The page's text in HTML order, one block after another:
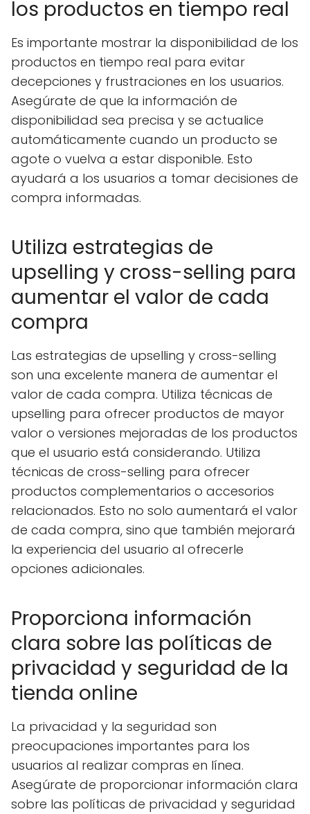
los productos en tiempo real
Es importante mostrar la disponibilidad de los
productos en tiempo real para evitar
decepciones y frustraciones en los usuarios.
Asegúrate de que la información de
disponibilidad sea precisa y se actualice
automáticamente cuando un producto se
agote o vuelva a estar disponible. Esto
ayudará a los usuarios a tomar decisiones de
compra informadas.
Utiliza estrategias de
upselling y cross-selling para
aumentar el valor de cada
compra
Las estrategias de upselling y cross-selling
son una excelente manera de aumentar el
valor de cada compra. Utiliza técnicas de
upselling para ofrecer productos de mayor
valor o versiones mejoradas de los productos
que el usuario está considerando. Utiliza
técnicas de cross-selling para ofrecer
productos complementarios o accesorios
relacionados. Esto no solo aumentará el valor
de cada compra, sino que también mejorará
la experiencia del usuario al ofrecerle
opciones adicionales.
Proporciona información
clara sobre las políticas de
privacidad y seguridad de la
tienda online
La privacidad y la seguridad son
preocupaciones importantes para los
usuarios al realizar compras en línea.
Asegúrate de proporcionar información clara
sobre las políticas de privacidad y seguridad